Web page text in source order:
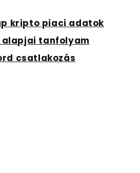
kripto piaci adatok
alapjai tanfolyam
csatlakozás